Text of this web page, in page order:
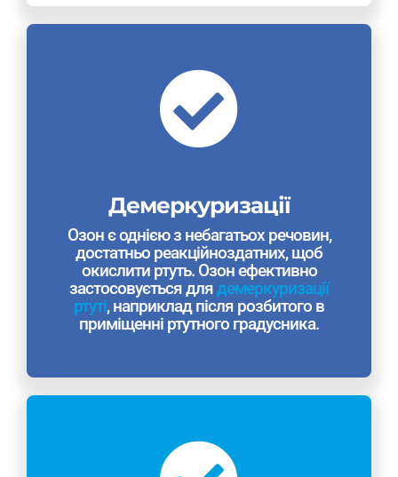
Демеркуризації
Озон є однією з небагатьох речовин,
достатньо реакційноздатних, щоб
окислити ртуть. Озон ефективно
застосовується длядемеркуризації
ртуті, наприклад після розбитого в
приміщенні ртутного градусника.